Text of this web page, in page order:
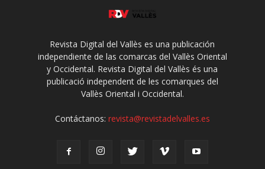
Revista Digital del Vallès es una publicación
independiente de las comarcas del Vallès Oriental
y Occidental. Revista Digital del Vallès és una
publicació independent de les comarques del
Vallès Oriental i Occidental.
Contáctanos: revista@revistadelvalles.es